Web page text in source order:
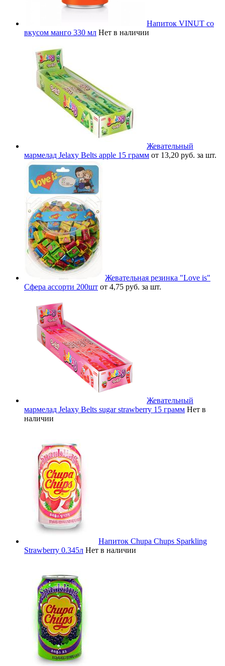
Напиток VINUT со
вкусом манго 330 мл Нет в наличии
Жевательный
мармелад Jelaxy Belts apple 15 грамм от 13,20 руб. за шт.
Жевательная резинка "Love is"
Сфера ассорти 200шт от 4,75 руб. за шт.
Жевательный
мармелад Jelaxy Belts sugar strawberry 15 грамм Нет в
наличии
Напиток Chupa Chups Sparkling
Strawberry 0.345л Нет в наличии